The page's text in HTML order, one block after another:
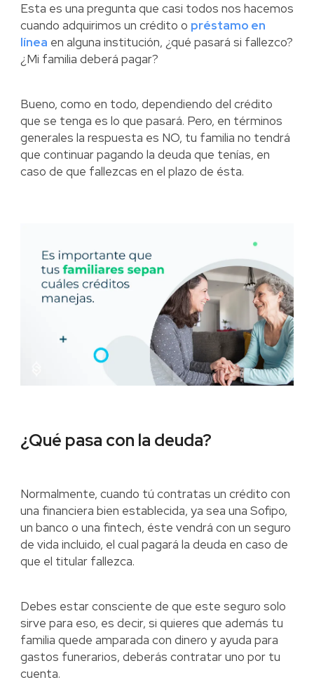
Esta es una pregunta que casi todos nos hacemos
cuando adquirimos un crédito o préstamo en
línea en alguna institución, ¿qué pasará si fallezco?
¿Mi familia deberá pagar?
Bueno, como en todo, dependiendo del crédito
que se tenga es lo que pasará. Pero, en términos
generales la respuesta es NO, tu familia no tendrá
que continuar pagando la deuda que tenías, en
caso de que fallezcas en el plazo de ésta.
¿Qué pasa con la deuda?
Normalmente, cuando tú contratas un crédito con
una financiera bien establecida, ya sea una Sofipo,
un banco o una fintech, éste vendrá con un seguro
de vida incluido, el cual pagará la deuda en caso de
que el titular fallezca.
Debes estar consciente de que este seguro solo
sirve para eso, es decir, si quieres que además tu
familia quede amparada con dinero y ayuda para
gastos funerarios, deberás contratar uno por tu
cuenta.